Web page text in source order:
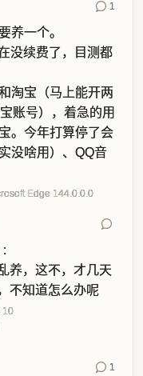
1
养一个。
没续费了，目测都
淘宝（马上能开两
账号），着急的用
。今年打算停了会
没啥用）、QQ音
Edge 144.0.0.0
:
养，这不，才几天
不知道怎么办呢
10
1